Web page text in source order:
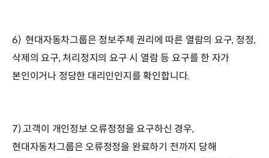
6) 현대자동차그룹은 정보주체 권리에 따른 열람의 요구, 정정,
삭제의 요구, 처리정지의 요구 시 열람 등 요구를 한 자가
본인이거나 정당한 대리인인지를 확인합니다.
7) 고객이 개인정보 오류정정을 요구하신 경우,
현대자동차그룹은 오류정정을 완료하기 전까지 당해